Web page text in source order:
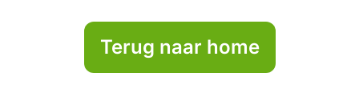
Terug naar home